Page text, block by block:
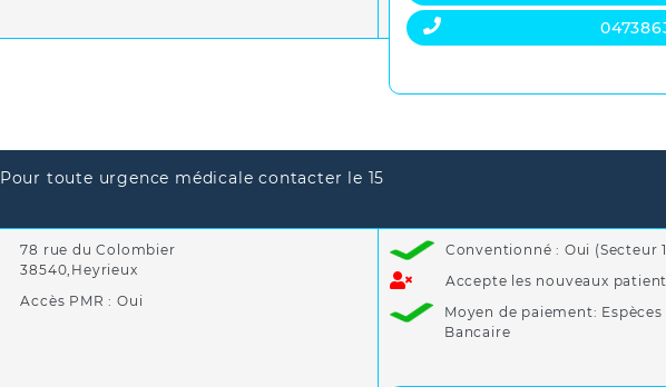
Pour toute urgence médicale contacter le 15
78 rue du Colombier
38540,Heyrieux
Accès PMR : Oui
Conventionné : Oui (Secteur
Accepte les nouveaux
Moyen de paiement:
Bancaire